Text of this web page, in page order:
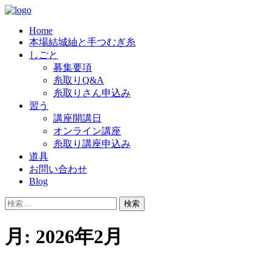
Skip
content
奥順株式会社
結城紬の老舗「奥順」では、良質の糸を
つむいでくださる糸取りさんを、随時
募集しています。
Home
本場結城紬と手つむぎ糸
しごと
募集要項
糸取りQ&A
糸取りさん申込み
習う
講座開講日
オンライン講座
糸取り講座申込み
道具
お問い合わせ
Blog
検
月: 2026年2月